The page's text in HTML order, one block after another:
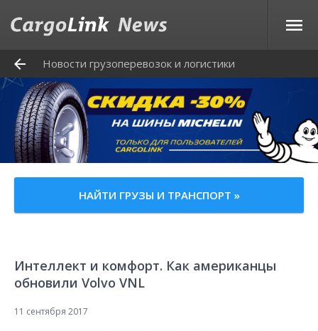
Новости грузоперевозок и логистики
НАЙТИ ГРУЗЫ И ТРАНСПОРТ »
Интеллект и комфорт. Как американцы
обновили Volvo VNL
11 сентября 2017